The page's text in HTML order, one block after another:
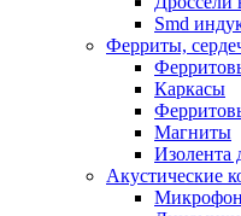
Smd
Ферриты,
Каркасы
Магниты
Изолента
Акустические